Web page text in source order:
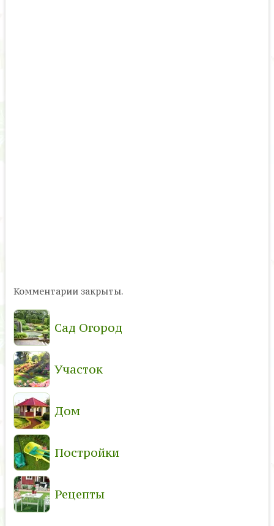
Комментарии закрыты.
Сад Огород
Участок
Дом
Постройки
Рецепты